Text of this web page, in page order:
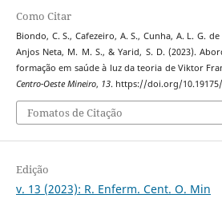
Como Citar
Biondo, C. S., Cafezeiro, A. S., Cunha, A. L. G.
Anjos Neta, M. M. S., & Yarid, S. D. (2023).
formação em saúde à luz da teoria de Viktor
Centro-Oeste Mineiro, 13. https://doi.org/10.19175/
Fomatos de Citação
Edição
v. 13 (2023): R. Enferm. Cent. O. Min